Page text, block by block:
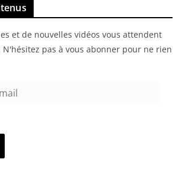
et de nouvelles vidéos vous attendent
pas à vous abonner pour ne rien